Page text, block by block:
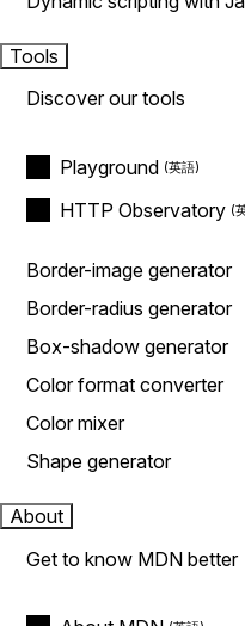
Tools
Discover our tools
Playground
HTTP Observatory
Border-image generator
Border-radius generator
Box-shadow generator
Color format converter
Color mixer
Shape generator
About
Get to know MDN better